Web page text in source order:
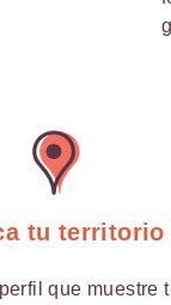
tu territorio
que muestre